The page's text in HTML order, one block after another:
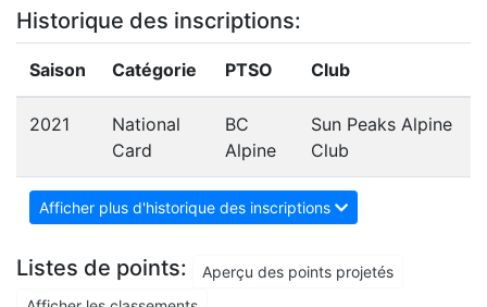
Historique des inscriptions:
Saison Catégorie PTSO Club
2021
National
Card
BC
Alpine
Sun Peaks Alpine
Club
Afficher plus d'historique des inscriptions
Listes de points:
Aperçu des points projetés